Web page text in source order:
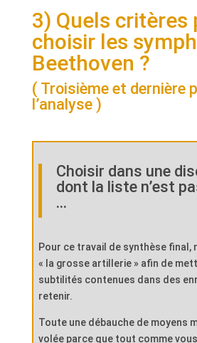
3) Quels critères
choisir les
Beethoven ?
( Troisième et dernière
l’analyse )
Choisir dans une
dont la liste n’est
…
Pour ce travail de synthèse final,
« la grosse artillerie » afin de
subtilités contenues dans des
retenir.
Toute une débauche de moyens
volée parce que tout comme